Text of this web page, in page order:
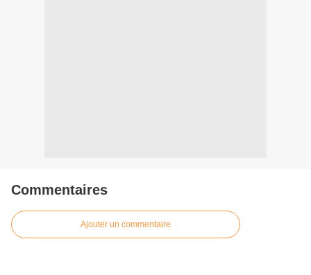
Commentaires
Ajouter un commentaire